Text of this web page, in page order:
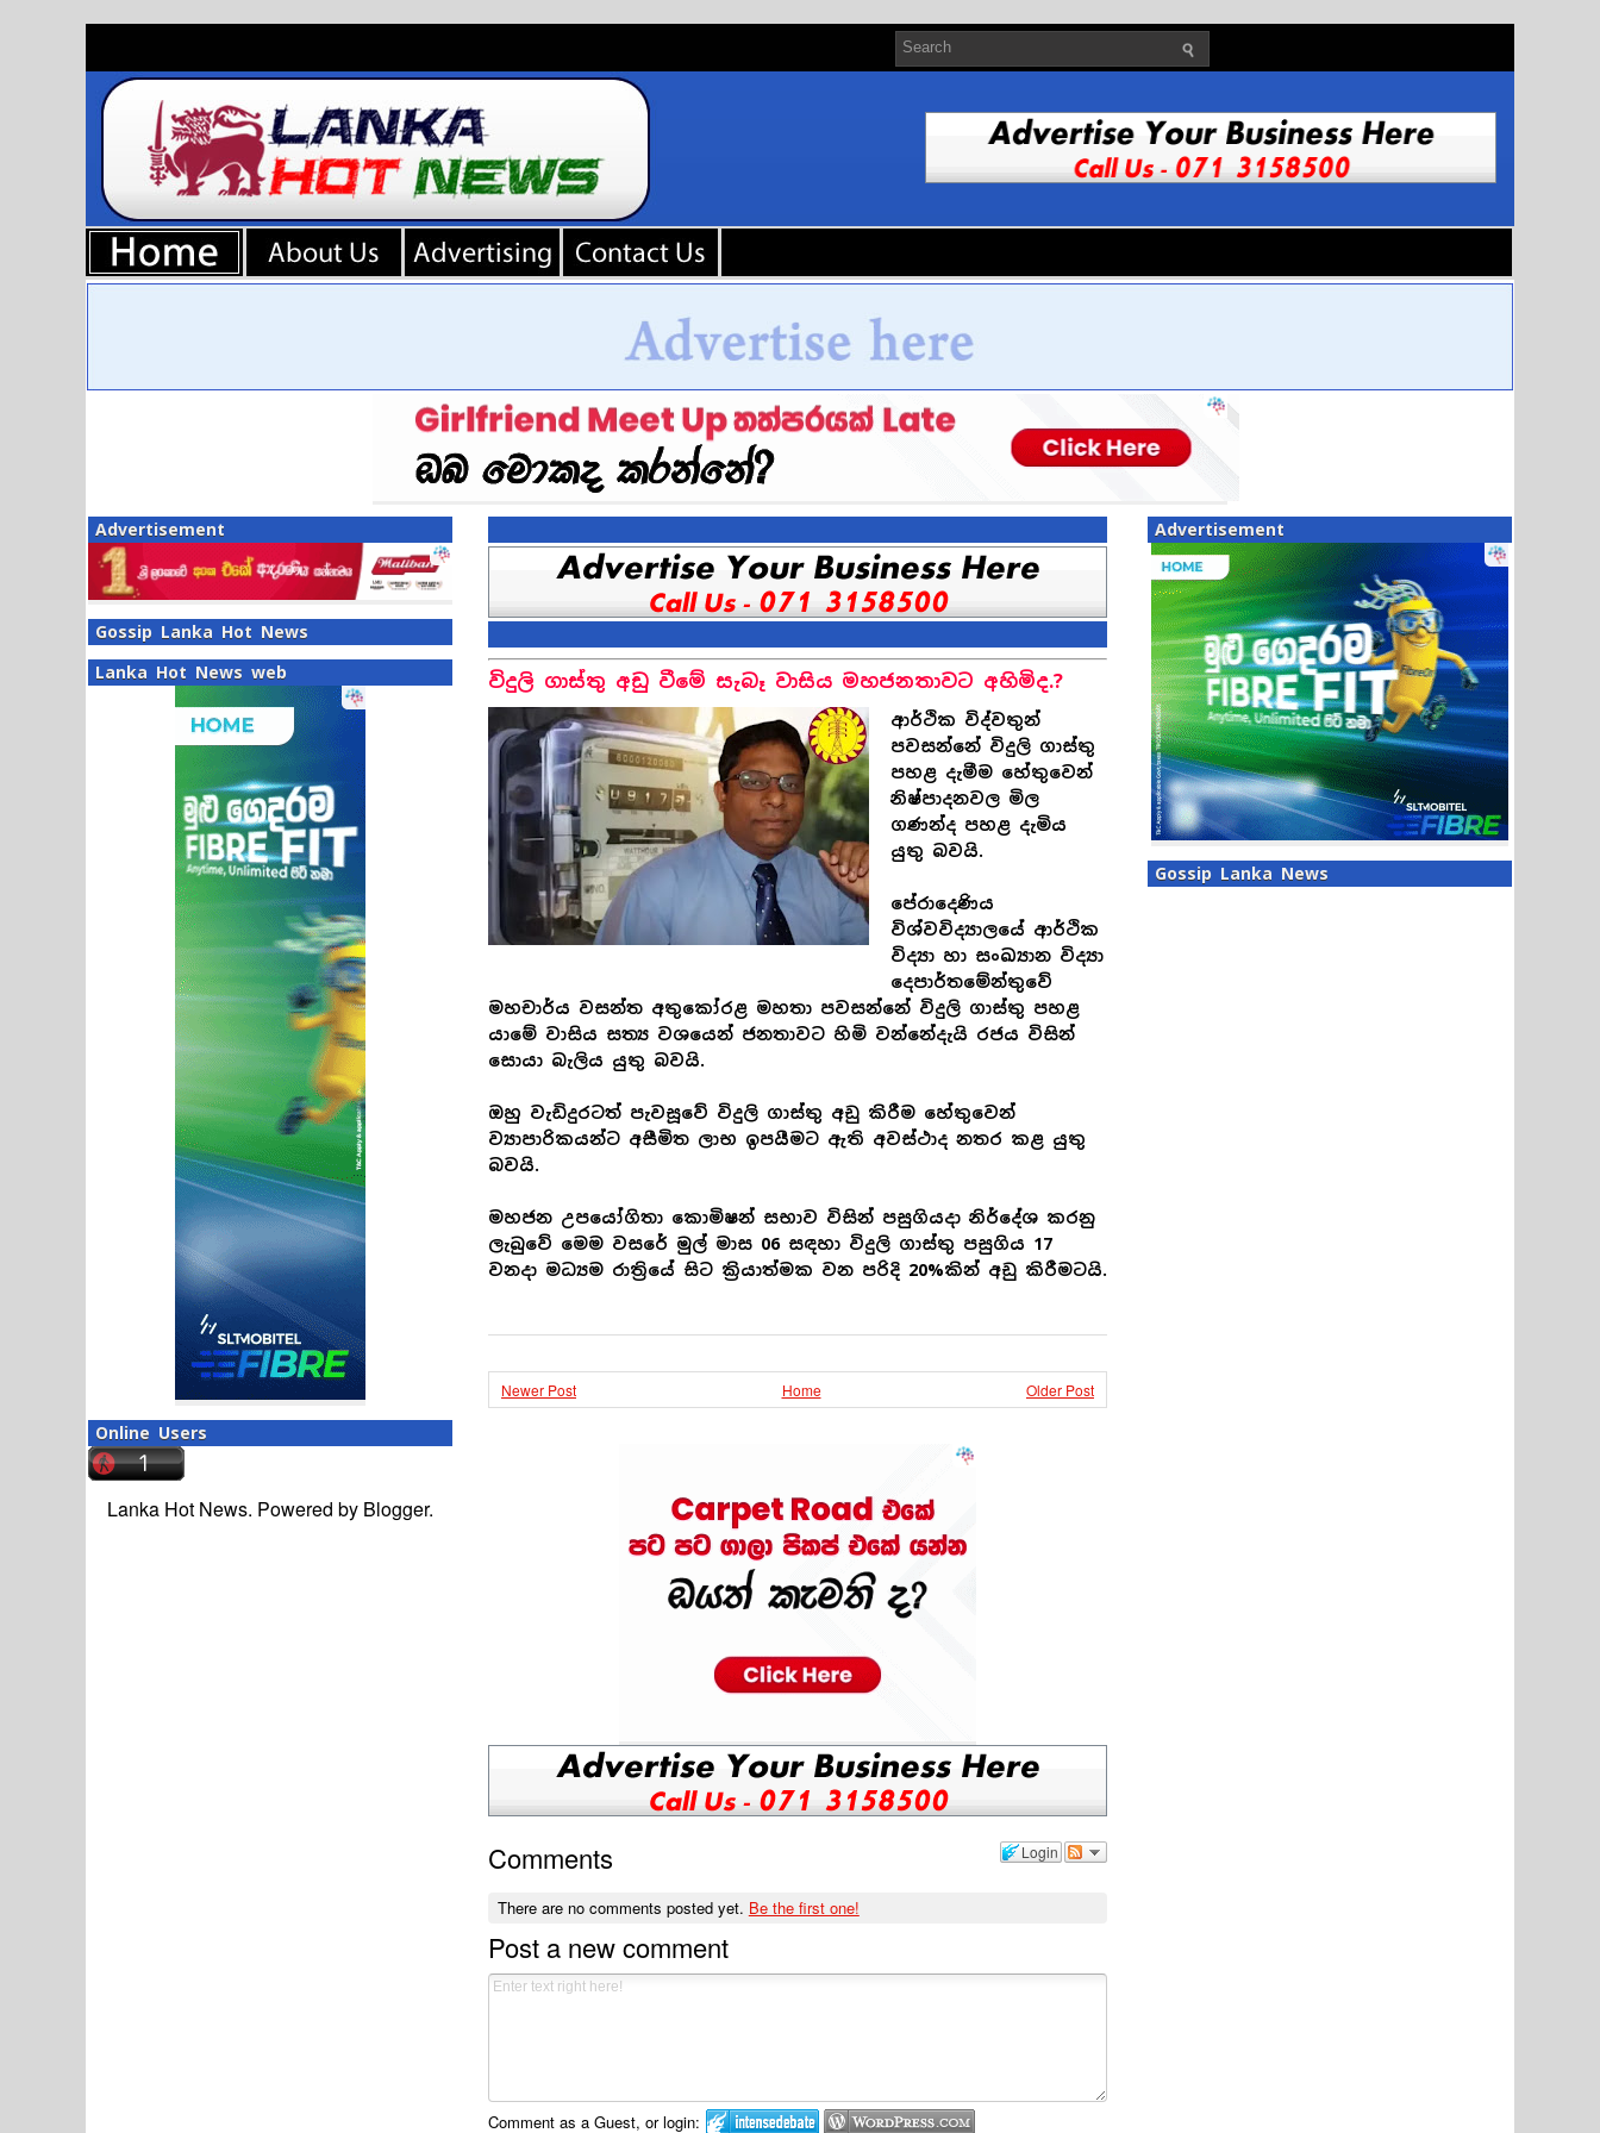
Advertisement
Gossip Lanka Hot News
Lanka Hot News web
Online Users
Lanka Hot News. Powered by Blogger.
විදුලි ගාස්තු අඩු වීමේ සැබෑ වාසිය මහජනතාවට අහිමිද.?
ආර්ථික විද්වතුන්
පවසන්නේ විදුලි ගාස්තු
පහළ දැමීම හේතුවෙන්
නිෂ්පාදනවල මිල
ගණන්ද පහළ දැමිය
යුතු බවයි.
පේරාදෙණිය
විශ්වවිද්‍යාලයේ ආර්ථික
විද්‍යා හා සංඛ්‍යාන විද්‍යා
දෙපාර්තමේන්තුවේ
මහචාර්ය වසන්ත අතුකෝරළ මහතා පවසන්නේ විදුලි ගාස්තු පහළ
යාමේ වාසිය සත්‍ය වශයෙන් ජනතාවට හිමි වන්නේදැයි රජය විසින්
සොයා බැලිය යුතු බවයි.
ඔහු වැඩිදුරටත් පැවසූවේ විදුලි ගාස්තු අඩු කිරීම හේතුවෙන්
ව්‍යාපාරිකයන්ට අසීමිත ලාභ ඉපයීමට ඇති අවස්ථාද නතර කළ යුතු
බවයි.
මහජන උපයෝගිතා කොමිෂන් සභාව විසින් පසුගියදා නිර්දේශ කරනු
ලැබුවේ මෙම වසරේ මුල් මාස 06 සඳහා විදුලි ගාස්තු පසුගිය 17
වනදා මධ්‍යම රාත්‍රියේ සිට ක්‍රියාත්මක වන පරිදි 20%කින් අඩු කිරීමටයි.
Newer Post Older Post
Home
Login
Comments
There are no comments posted yet. Be the first one!
Post a new comment
Comment as a Guest, or login:
Advertisement
Gossip Lanka News